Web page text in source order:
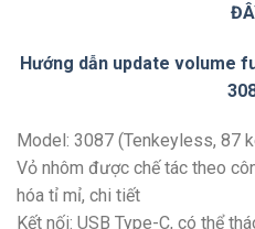
Hướng dẫn update volume
Model: 3087 (Tenkeyless, 87
Vỏ nhôm được chế tác theo
hóa tỉ mỉ, chi tiết
Kết nối: USB Type-C, có thể